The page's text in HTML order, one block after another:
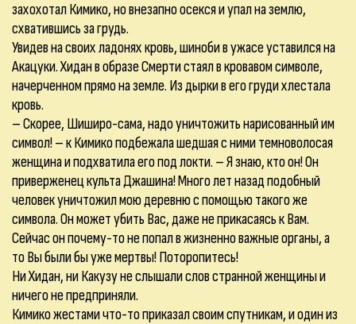
захохотал Кимико, но внезапно осекся и упал на землю,
схватившись за грудь.
Увидев на своих ладонях кровь, шиноби в ужасе уставился на
Акацуки. Хидан в образе Смерти стаял в кровавом символе,
начерченном прямо на земле. Из дырки в его груди хлестала
кровь.
– Скорее, Шиширо-сама, надо уничтожить нарисованный им
символ! – к Кимико подбежала шедшая с ними темноволосая
женщина и подхватила его под локти. – Я знаю, кто он! Он
приверженец культа Джашина! Много лет назад подобный
человек уничтожил мою деревню с помощью такого же
символа. Он может убить Вас, даже не прикасаясь к Вам.
Сейчас он почему-то не попал в жизненно важные органы, а
то Вы были бы уже мертвы! Поторопитесь!
Ни Хидан, ни Какузу не слышали слов странной женщины и
ничего не предприняли.
Кимико жестами что-то приказал своим спутникам, и один из